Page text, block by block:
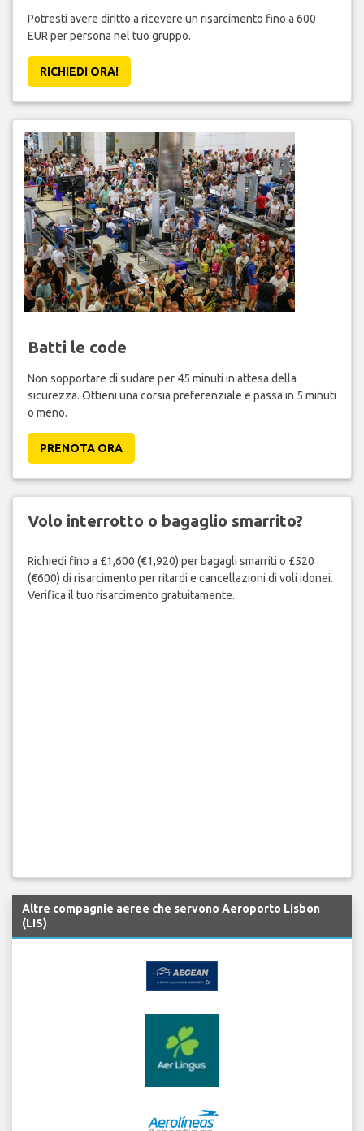
Potresti avere diritto a ricevere un risarcimento fino a 600
EUR per persona nel tuo gruppo.
RICHIEDI ORA!
Batti le code
Non sopportare di sudare per 45 minuti in attesa della
sicurezza. Ottieni una corsia preferenziale e passa in 5 minuti
o meno.
PRENOTA ORA
Volo interrotto o bagaglio smarrito?
Richiedi fino a £1,600 (€1,920) per bagagli smarriti o £520
(€600) di risarcimento per ritardi e cancellazioni di voli idonei.
Verifica il tuo risarcimento gratuitamente.
Altre compagnie aeree che servono Aeroporto Lisbon
(LIS)